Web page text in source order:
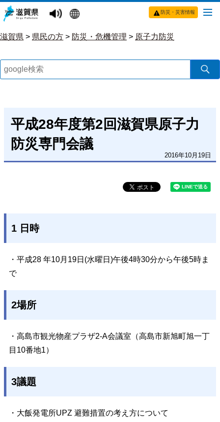
防災・災害情報
滋賀県 > 県民の方 > 防災・危機管理 > 原子力防災
平成28年度第2回滋賀県原子力
防災専門会議
2016年10月19日
1 日時
・平成28 年10月19日(水曜日)午後4時30分から午後5時ま
で
2場所
・高島市観光物産プラザ2-A会議室（高島市新旭町旭一丁
目10番地1）
3議題
・大飯発電所UPZ 避難措置の考え方について